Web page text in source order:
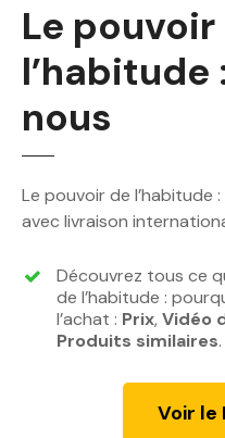
Le pouvoir
nous
Le pouvoir de l’habitude
avec livraison
Découvrez tous ce
de l’habitude :
l’achat : Prix, Vidéo
Produits similaires.
Voir le